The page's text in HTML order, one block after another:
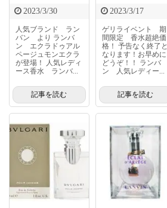
2023/3/30
人気ブランド ラン
バン より ランバ
ン エクラドゥアル
ページュモンエクラ
が登場！ 人気レディ
ース香水 ランバ...
記事を読む
2023/3/17
ゲリライベント 期
間限定 香水超絶価
格！ 予告なく終了と
なります！お早めに
どうぞ！！ ランバ
ン 人気レディー...
記事を読む